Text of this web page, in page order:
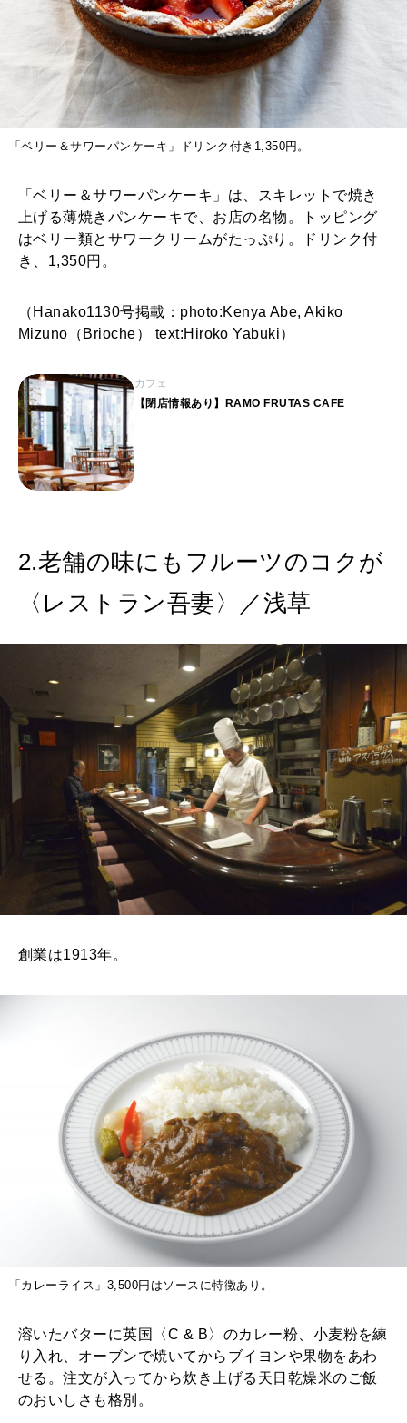
「ベリー＆サワーパンケーキ」ドリンク付き1,350円。
「ベリー＆サワーパンケーキ」は、スキレットで焼き
上げる薄焼きパンケーキで、お店の名物。トッピング
はベリー類とサワークリームがたっぷり。ドリンク付
き、1,350円。
（Hanako1130号掲載：photo:Kenya Abe, Akiko
Mizuno（Brioche） text:Hiroko Yabuki）
カフェ
【閉店情報あり】RAMO FRUTAS CAFE
2.老舗の味にもフルーツのコクが
〈レストラン吾妻〉／浅草
創業は1913年。
「カレーライス」3,500円はソースに特徴あり。
溶いたバターに英国〈C & B〉のカレー粉、小麦粉を練
り入れ、オーブンで焼いてからブイヨンや果物をあわ
せる。注文が入ってから炊き上げる天日乾燥米のご飯
のおいしさも格別。